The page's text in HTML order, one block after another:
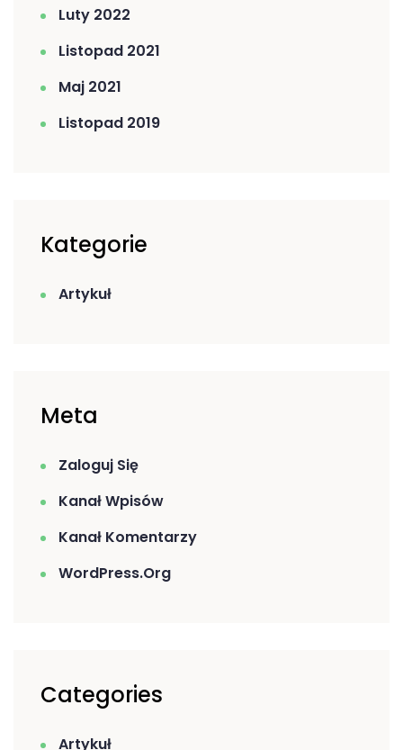
Luty 2022
Listopad 2021
Maj 2021
Listopad 2019
Kategorie
Artykuł
Meta
Zaloguj Się
Kanał Wpisów
Kanał Komentarzy
WordPress.org
Categories
Artykuł